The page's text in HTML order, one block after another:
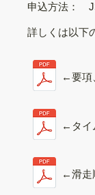
申込方法：
詳しくは以下
←要項
←タイ
←滑走